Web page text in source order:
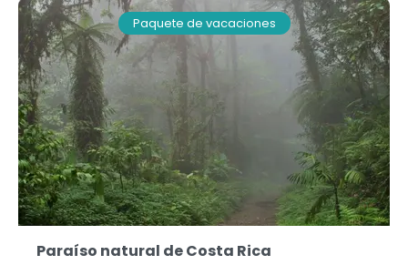
Paquete de vacaciones
Paraíso natural de Costa Rica